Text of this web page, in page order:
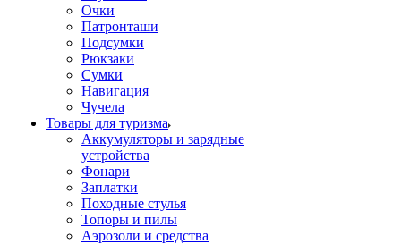
Очки
Патронташи
Подсумки
Рюкзаки
Сумки
Навигация
Чучела
Товары для туризма
Аккумуляторы и зарядные
устройства
Фонари
Заплатки
Походные стулья
Топоры и пилы
Аэрозоли и средства